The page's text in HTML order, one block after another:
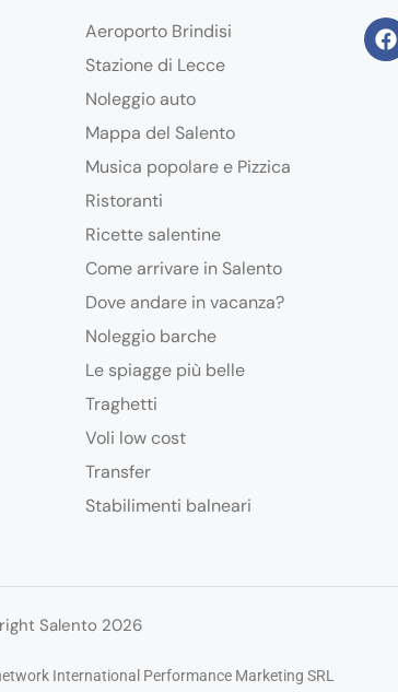
Aeroporto Brindisi
Stazione di Lecce
Noleggio auto
Mappa del Salento
Musica popolare e Pizzica
Ristoranti
Ricette salentine
Come arrivare in Salento
Dove andare in vacanza?
Noleggio barche
Le spiagge più belle
Traghetti
Voli low cost
Transfer
Stabilimenti balneari
Salento 2026
International Performance Marketing SRL